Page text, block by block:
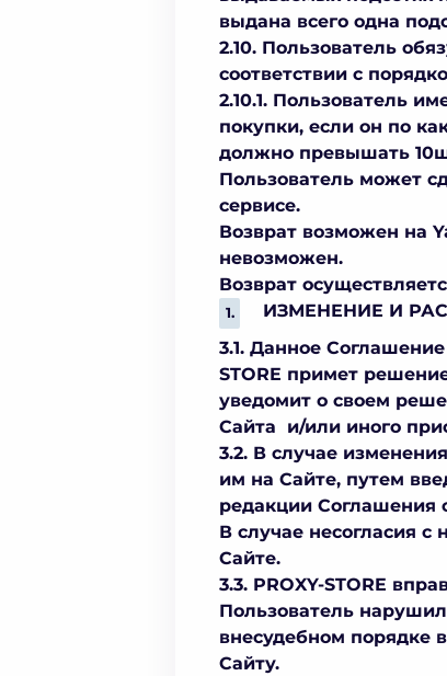
выдана всего одна
2.10. Пользователь
соответствии с
2.10.1. Пользователь
покупки, если он по
должно превышать
Пользователь может
сервисе.
Возврат возможен на
невозможен.
Возврат
ИЗМЕНЕНИЕ И
3.1. Данное Соглашение
STORE примет
уведомит о своем
Сайта и/или иного
3.2. В случае
им на Сайте, путем
редакции Соглашения
В случае несогласия
Сайте.
3.3. PROXY-STORE
Пользователь
внесудебном порядке
Сайту.